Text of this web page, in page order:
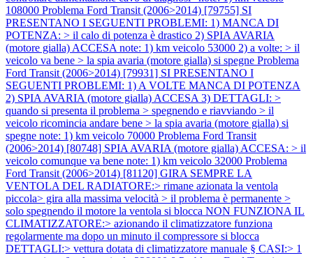
108000 Problema Ford Transit (2006>2014) [79755] SI
PRESENTANO I SEGUENTI PROBLEMI: 1) MANCA DI
POTENZA: > il calo di potenza è drastico 2) SPIA AVARIA
(motore gialla) ACCESA note: 1) km veicolo 53000 2) a volte: > il
veicolo va bene > la spia avaria (motore gialla) si spegne Problema
Ford Transit (2006>2014) [79931] SI PRESENTANO I
SEGUENTI PROBLEMI: 1) A VOLTE MANCA DI POTENZA
2) SPIA AVARIA (motore gialla) ACCESA 3) DETTAGLI: >
quando si presenta il problema > spegnendo e riavviando > il
veicolo ricomincia andare bene > la spia avaria (motore gialla) si
spegne note: 1) km veicolo 70000 Problema Ford Transit
(2006>2014) [80748] SPIA AVARIA (motore gialla) ACCESA: > il
veicolo comunque va bene note: 1) km veicolo 32000 Problema
Ford Transit (2006>2014) [81120] GIRA SEMPRE LA
VENTOLA DEL RADIATORE:> rimane azionata la ventola
piccola> gira alla massima velocità > il problema è permanente >
solo spegnendo il motore la ventola si blocca NON FUNZIONA IL
CLIMATIZZATORE:> azionando il climatizzatore funziona
regolarmente ma dopo un minuto il compressore si blocca
DETTAGLI:> vettura dotata di climatizzatore manuale § CASI:> 1